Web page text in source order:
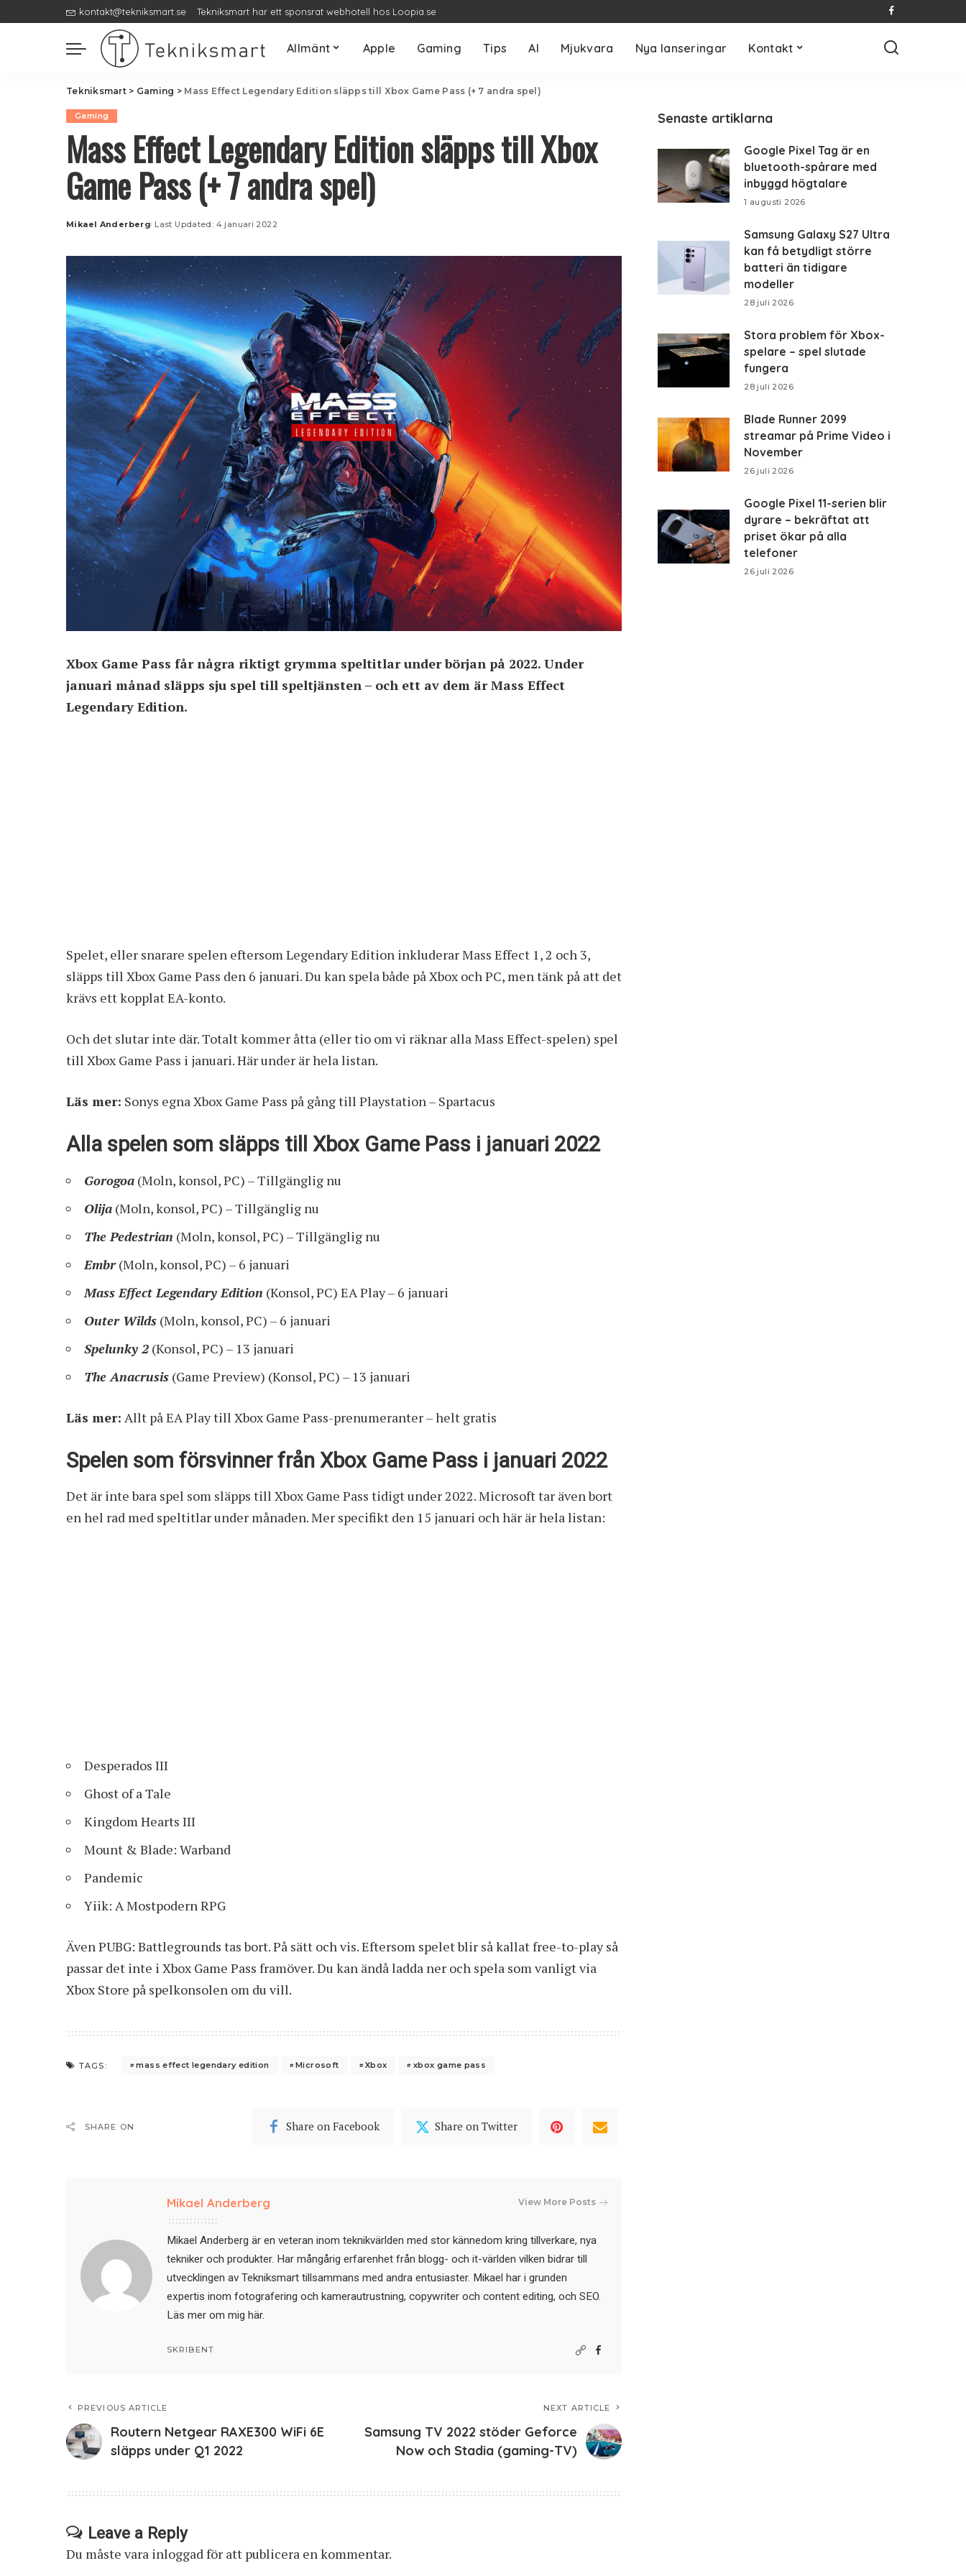
kontakt@tekniksmart.se Tekniksmart har ett sponsrat webhotell hos Loopia.se
Allmänt Apple Gaming Tips AI Mjukvara Nya lanseringar Kontakt
Tekniksmart> Gaming > Mass Effect Legendary Edition släpps till Xbox Game Pass (+ 7 andra spel)
Gaming
Mass Effect Legendary Edition släpps till Xbox
Game Pass (+ 7 andra spel)
Posted
Mikael Anderberg Last Updated: 4 januari 2022
Xbox Game Pass får några riktigt grymma speltitlar under början på 2022. Under
januari månad släpps sju spel till speltjänsten – och ett av dem är Mass Effect
Legendary Edition.
Spelet, eller snarare spelen eftersomLegendary Edition inkluderar Mass Effect 1, 2 och 3,
släpps till Xbox Game Pass den 6 januari. Du kan spela både på Xbox och PC, men tänk på att det
krävs ett kopplat EA-konto.
Och det slutar inte där. Totalt kommer åtta (eller tio om vi räknar alla Mass Effect-spelen) spel
till Xbox Game Pass i januari. Här under är hela listan.
Läs mer: Sonys egna Xbox Game Pass på gång till Playstation – Spartacus
Alla spelen som släpps till Xbox Game Pass i januari 2022
Gorogoa (Moln, konsol, PC) – Tillgänglig nu
Olija (Moln, konsol, PC) – Tillgänglig nu
The Pedestrian (Moln, konsol, PC) – Tillgänglig nu
Embr(Moln, konsol, PC) – 6 januari
Mass Effect Legendary Edition (Konsol, PC) EA Play – 6 januari
Outer Wilds (Moln, konsol, PC) – 6 januari
Spelunky 2 (Konsol, PC) – 13 januari
The Anacrusis (Game Preview) (Konsol, PC) – 13 januari
Läs mer: Allt på EA Play till Xbox Game Pass-prenumeranter – helt gratis
Spelen som försvinner från Xbox Game Pass i januari 2022
Det är inte bara spel som släpps till Xbox Game Pass tidigt under 2022. Microsoft tar även bort
en hel rad med speltitlar under månaden. Mer specifikt den 15 januari och här är hela listan:
Desperados III
Ghost of a Tale
Kingdom Hearts III
Mount & Blade: Warband
Pandemic
Yiik: A Mostpodern RPG
Även PUBG: Battlegrounds tas bort. På sätt och vis. Eftersom spelet blir så kallat free-to-play så
passar det inte i Xbox Game Pass framöver. Du kan ändå ladda ner och spela som vanligt via
Xbox Store på spelkonsolen om du vill.
TAGS: mass effect legendary edition Microsoft Xbox xbox game pass
SHARE ON Share on Facebook Share on Twitter
Mikael Anderberg View More Posts
Mikael Anderberg är en veteran inom teknikvärlden med stor kännedom kring tillverkare, nya
tekniker och produkter. Har mångårig erfarenhet från blogg- och it-världen vilken bidrar till
utvecklingen av Tekniksmart tillsammans med andra entusiaster. Mikael har i grunden
expertis inom fotografering och kamerautrustning, copywriter och content editing, och SEO.
Läs mer om mig här.
SKRIBENT
PREVIOUS ARTICLE
Routern Netgear RAXE300 WiFi 6E
släpps under Q1 2022
NEXT ARTICLE
Samsung TV 2022 stöder Geforce
Now och Stadia (gaming-TV)
Leave a Reply
Du måste vara inloggadför att publicera en kommentar.
Senaste artiklarna
Google Pixel Tag är en
bluetooth-spårare med
inbyggd högtalare
1 augusti 2026
Samsung Galaxy S27 Ultra
kan få betydligt större
batteri än tidigare
modeller
28 juli 2026
Stora problem för Xbox-
spelare – spel slutade
fungera
28 juli 2026
Blade Runner 2099
streamar på Prime Video i
November
26 juli 2026
Google Pixel 11-serien blir
dyrare – bekräftat att
priset ökar på alla
telefoner
26 juli 2026